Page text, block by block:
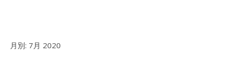
月別: 7月 2020